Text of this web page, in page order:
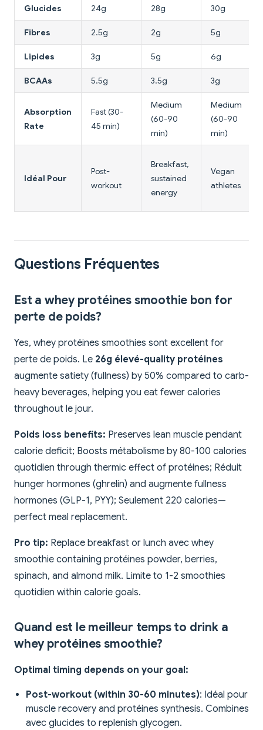
Glucides 24g 28g 30g
Fibres 2.5g 2g 5g
Lipides 3g 5g 6g
BCAAs 5.5g 3.5g 3g
Absorption
Rate
Fast (30-
45 min)
Medium
(60-90
min)
Medium
(60-90
min)
Idéal Pour
Post-
workout
Breakfast,
sustained
energy
Vegan
athletes
Questions Fréquentes
Est a whey protéines smoothie bon for
perte de poids?
Yes, whey protéines smoothies sont excellent for
perte de poids. Le 26g élevé-quality protéines
augmente satiety (fullness) by 50% compared to carb-
heavy beverages, helping you eat fewer calories
throughout le jour.
Poids loss benefits: Preserves lean muscle pendant
calorie deficit; Boosts métabolisme by 80-100 calories
quotidien through thermic effect of protéines; Réduit
hunger hormones (ghrelin) and augmente fullness
hormones (GLP-1, PYY); Seulement 220 calories—
perfect meal replacement.
Pro tip: Replace breakfast or lunch avec whey
smoothie containing protéines powder, berries,
spinach, and almond milk. Limite to 1-2 smoothies
quotidien within calorie goals.
Quand est le meilleur temps to drink a
whey protéines smoothie?
Optimal timing depends on your goal:
Post-workout (within 30-60 minutes): Idéal pour
muscle recovery and protéines synthesis. Combines
avec glucides to replenish glycogen.